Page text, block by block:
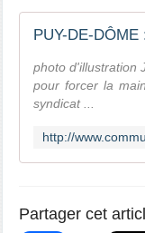
photo d'illustration
pour forcer la
syndicat ...
Partager cet